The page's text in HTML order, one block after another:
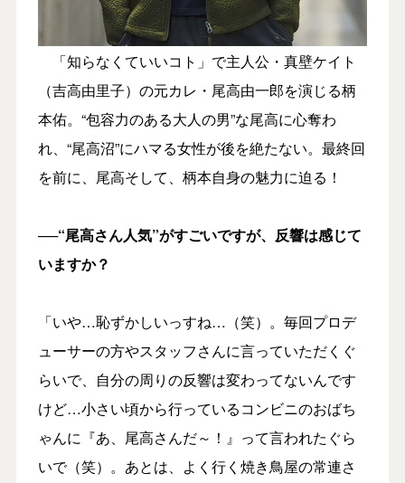
「知らなくていいコト」で主人公・真壁ケイト
（吉高由里子）の元カレ・尾高由一郎を演じる柄
本佑。“包容力のある大人の男”な尾高に心奪わ
れ、“尾高沼”にハマる女性が後を絶たない。最終回
を前に、尾高そして、柄本自身の魅力に迫る！
──“尾高さん人気”がすごいですが、反響は感じて
いますか？
「いや…恥ずかしいっすね…（笑）。毎回プロデ
ューサーの方やスタッフさんに言っていただくぐ
らいで、自分の周りの反響は変わってないんです
けど…小さい頃から行っているコンビニのおばち
ゃんに『あ、尾高さんだ～！』って言われたぐら
いで（笑）。あとは、よく行く焼き鳥屋の常連さ